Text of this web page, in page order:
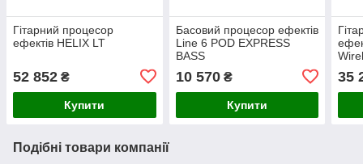
Гітарний процесор
ефектів HELIX LT
52 852 ₴
Купити
Басовий процесор ефектів
Line 6 POD EXPRESS
BASS
10 570₴
Купити
35
Подібні товари компанії